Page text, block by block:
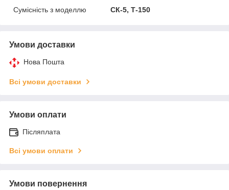
Сумісність з моделлю
СК-5, Т-150
Умови доставки
Нова Пошта
Всі умови доставки
Умови оплати
Післяплата
Всі умови оплати
Умови повернення